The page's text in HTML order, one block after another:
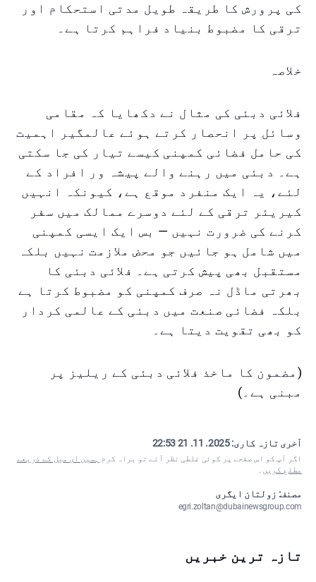
کی پرورش کا طریقہ طویل مدتی استحکام اور
ترقی کا مضبوط بنیاد فراہم کرتا ہے۔
خلاصہ
فلائی دبئی کی مثال نے دکھایا کہ مقامی
وسائل پر انحصار کرتے ہوئے عالمگیر اہمیت
کی حامل فضائی کمپنی کیسے تیار کی جا سکتی
ہے۔ دبئی میں رہنے والے پیشہ ور افراد کے
لئے، یہ ایک منفرد موقع ہے، کیونکہ انہیں
کیریئر ترقی کے لئے دوسرے ممالک میں سفر
کرنے کی ضرورت نہیں — بس ایک ایسی کمپنی
میں شامل ہو جائیں جو محض ملازمت نہیں بلکہ
مستقبل بھی پیش کرتی ہے۔ فلائی دبئی کا
بھرتی ماڈل نہ صرف کمپنی کو مضبوط کرتا ہے
بلکہ فضائی صنعت میں دبئی کے عالمی کردار
کو بھی تقویت دیتا ہے۔
(مضمون کا ماخذ فلائی دبئی کے ریلیز پر
مبنی ہے۔)
آخری تازہ کاری:2025. 11. 21 22:53
اگر آپ کو اس صفحے پر کوئی غلطی نظر آئے تو براہ کرم ہمیں ای میل کے ذریعے
مطلع کریں ۔
مصنف: زولتان ایگری
egri.zoltan@dubainewsgroup.com
تازہ ترین خبریں